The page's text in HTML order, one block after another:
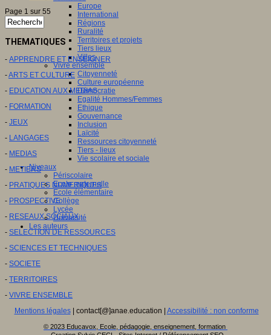
Europe
International
Régions
Ruralité
Territoires et projets
Tiers lieux
Villes
Vivre ensemble
Citoyenneté
Culture européenne
Démocratie
Egalité Hommes/Femmes
Ethique
Gouvernance
Inclusion
Laïcité
Ressources citoyenneté
Tiers - lieux
Vie scolaire et sociale
Niveaux
Périscolaire
Ecole maternelle
Ecole élémentaire
Collège
Lycée
Université
Les auteurs
Page 1 sur 55
THEMATIQUES
- APPRENDRE ET ENSEIGNER
-ARTS ET CULTURE
- EDUCATION AUX MEDIAS
- FORMATION
- JEUX
- LANGAGES
- MEDIAS
- METIERS
- PRATIQUES NUMERIQUES
- PROSPECTIVE
- RESEAUX SOCIAUX
- SELECTION DE RESSOURCES
- SCIENCES ET TECHNIQUES
- SOCIETE
- TERRITOIRES
- VIVRE ENSEMBLE
Mentions légales| contact[@]anae.education | Accessibilité : non conforme
© 2023 Educavox, Ecole, pédagogie, enseignement, formation